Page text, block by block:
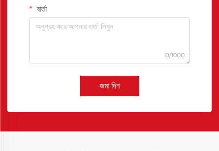
বার্তা
0/1000
জমা দিন